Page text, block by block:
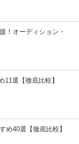
！オーディション・
11選【徹底比較】
め40選【徹底比較】